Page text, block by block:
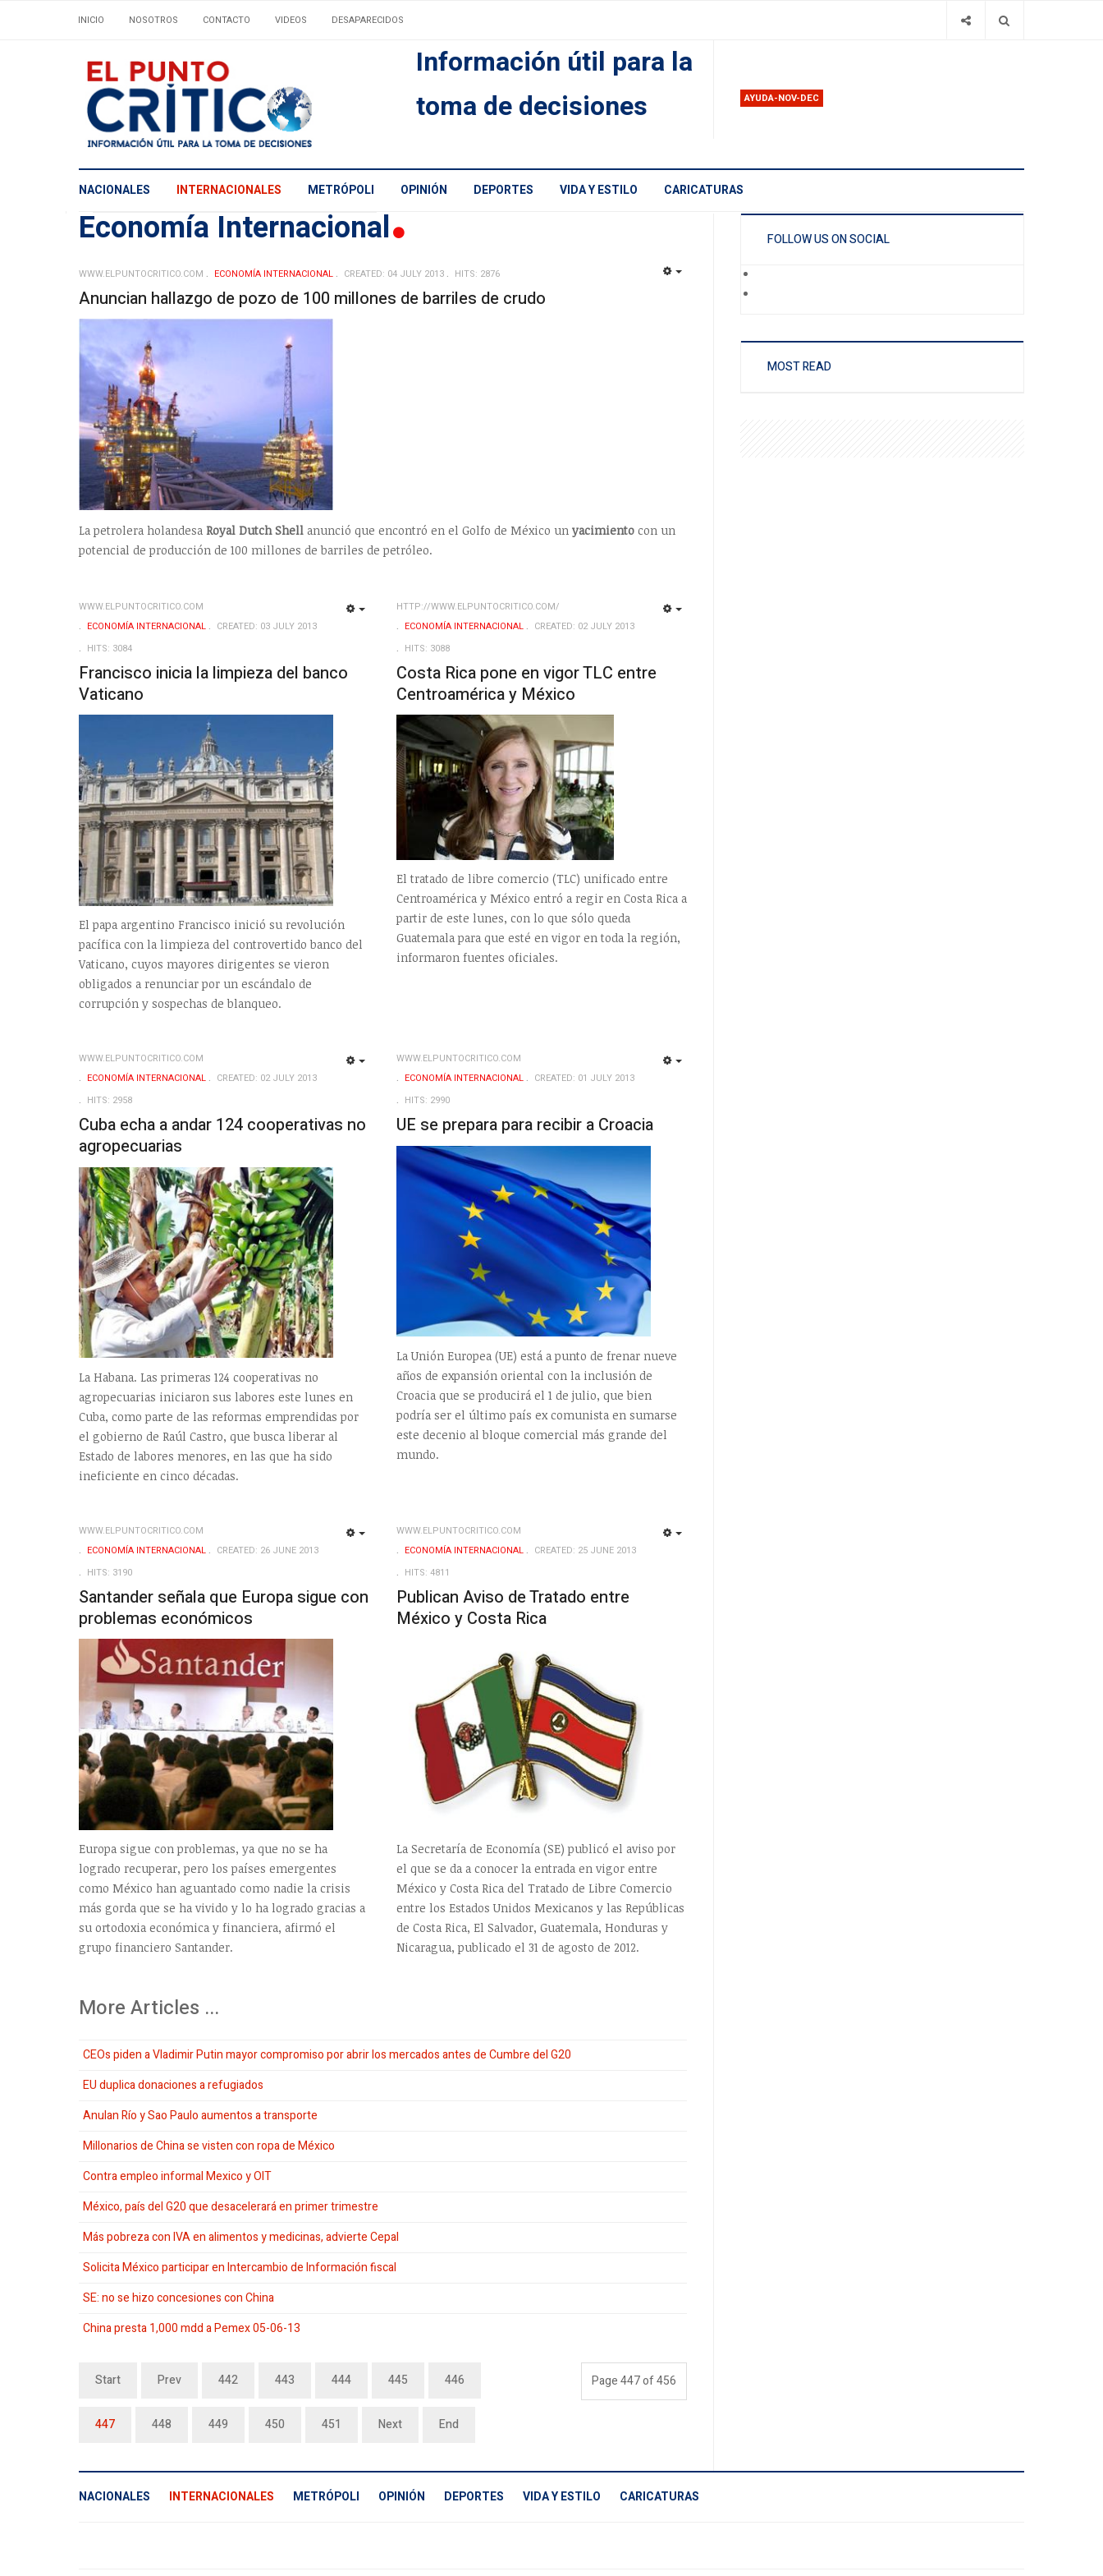
INICIO NOSOTROS CONTACTO VIDEOS DESAPARECIDOS
Información útil para la
toma de decisiones
AYUDA-NOV-DEC
NACIONALES INTERNACIONALES METRÓPOLI OPINIÓN DEPORTES VIDA Y ESTILO CARICATURAS
Economía Internacional
WWW.ELPUNTOCRITICO.COM ECONOMÍA INTERNACIONAL CREATED: 04 JULY 2013 HITS: 2876
Anuncian hallazgo de pozo de 100 millones de barriles de crudo
La petrolera holandesa Royal Dutch Shell anunció que encontró en el Golfo de México un yacimiento con un
potencial de producción de 100 millones de barriles de petróleo.
WWW.ELPUNTOCRITICO.COM
ECONOMÍA INTERNACIONAL
CREATED: 03 JULY 2013
HITS: 3084
Francisco inicia la limpieza del banco
Vaticano
El papa argentino Francisco inició su revolución
pacífica con la limpieza del controvertido banco del
Vaticano, cuyos mayores dirigentes se vieron
obligados a renunciar por un escándalo de
corrupción y sospechas de blanqueo.
HTTP://WWW.ELPUNTOCRITICO.COM/
ECONOMÍA INTERNACIONAL
CREATED: 02 JULY 2013
HITS: 3088
Costa Rica pone en vigor TLC entre
Centroamérica y México
El tratado de libre comercio (TLC) unificado entre
Centroamérica y México entró a regir en Costa Rica a
partir de este lunes, con lo que sólo queda
Guatemala para que esté en vigor en toda la región,
informaron fuentes oficiales.
WWW.ELPUNTOCRITICO.COM
ECONOMÍA INTERNACIONAL
CREATED: 02 JULY 2013
HITS: 2958
Cuba echa a andar 124 cooperativas no
agropecuarias
La Habana. Las primeras 124 cooperativas no
agropecuarias iniciaron sus labores este lunes en
Cuba, como parte de las reformas emprendidas por
el gobierno de Raúl Castro, que busca liberar al
Estado de labores menores, en las que ha sido
ineficiente en cinco décadas.
WWW.ELPUNTOCRITICO.COM
ECONOMÍA INTERNACIONAL
CREATED: 01 JULY 2013
HITS: 2990
UE se prepara para recibir a Croacia
La Unión Europea (UE) está a punto de frenar nueve
años de expansión oriental con la inclusión de
Croacia que se producirá el 1 de julio, que bien
podría ser el último país ex comunista en sumarse
este decenio al bloque comercial más grande del
mundo.
WWW.ELPUNTOCRITICO.COM
ECONOMÍA INTERNACIONAL
CREATED: 26 JUNE 2013
HITS: 3190
Santander señala que Europa sigue con
problemas económicos
Europa sigue con problemas, ya que no se ha
logrado recuperar, pero los países emergentes
como México han aguantado como nadie la crisis
más gorda que se ha vivido y lo ha logrado gracias a
su ortodoxia económica y financiera, afirmó el
grupo financiero Santander.
WWW.ELPUNTOCRITICO.COM
ECONOMÍA INTERNACIONAL
CREATED: 25 JUNE 2013
HITS: 4811
Publican Aviso de Tratado entre
México y Costa Rica
La Secretaría de Economía (SE) publicó el aviso por
el que se da a conocer la entrada en vigor entre
México y Costa Rica del Tratado de Libre Comercio
entre los Estados Unidos Mexicanos y las Repúblicas
de Costa Rica, El Salvador, Guatemala, Honduras y
Nicaragua, publicado el 31 de agosto de 2012.
More Articles ...
CEOs piden a Vladimir Putin mayor compromiso por abrir los mercados antes de Cumbre del G20
EU duplica donaciones a refugiados
Anulan Río y Sao Paulo aumentos a transporte
Millonarios de China se visten con ropa de México
Contra empleo informal Mexico y OIT
México, país del G20 que desacelerará en primer trimestre
Más pobreza con IVA en alimentos y medicinas, advierte Cepal
Solicita México participar en Intercambio de Información fiscal
SE: no se hizo concesiones con China
China presta 1,000 mdd a Pemex 05-06-13
Page 447 of 456
Start Prev 442 443 444 445 446
447 448 449 450 451 Next End
FOLLOW US ON SOCIAL
MOST READ
NACIONALES INTERNACIONALES METRÓPOLI OPINIÓN DEPORTES VIDA Y ESTILO CARICATURAS